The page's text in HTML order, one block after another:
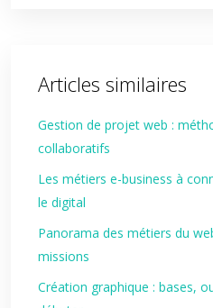
Articles similaires
Gestion de projet web :
collaboratifs
Les métiers e-business à
le digital
Panorama des métiers du
missions
Création graphique : bases,